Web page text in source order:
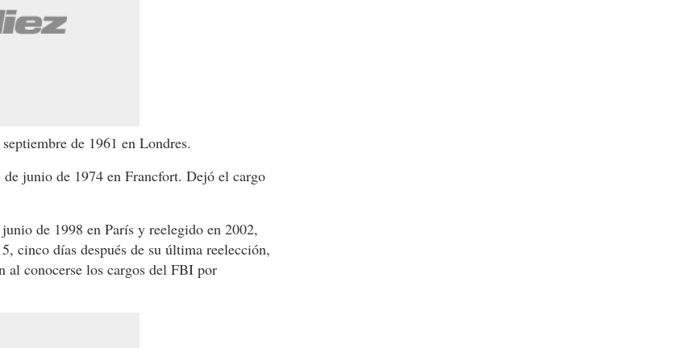
de 1961 en Londres.
junio de 1974 en Francfort. Dejó el cargo
de 1998 en París y reelegido en 2002,
cinco días después de su última reelección,
al conocerse los cargos del FBI por